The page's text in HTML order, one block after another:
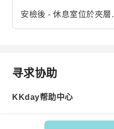
安檢後 - 休息室位於夾層.
寻求协助
KKday帮助中心